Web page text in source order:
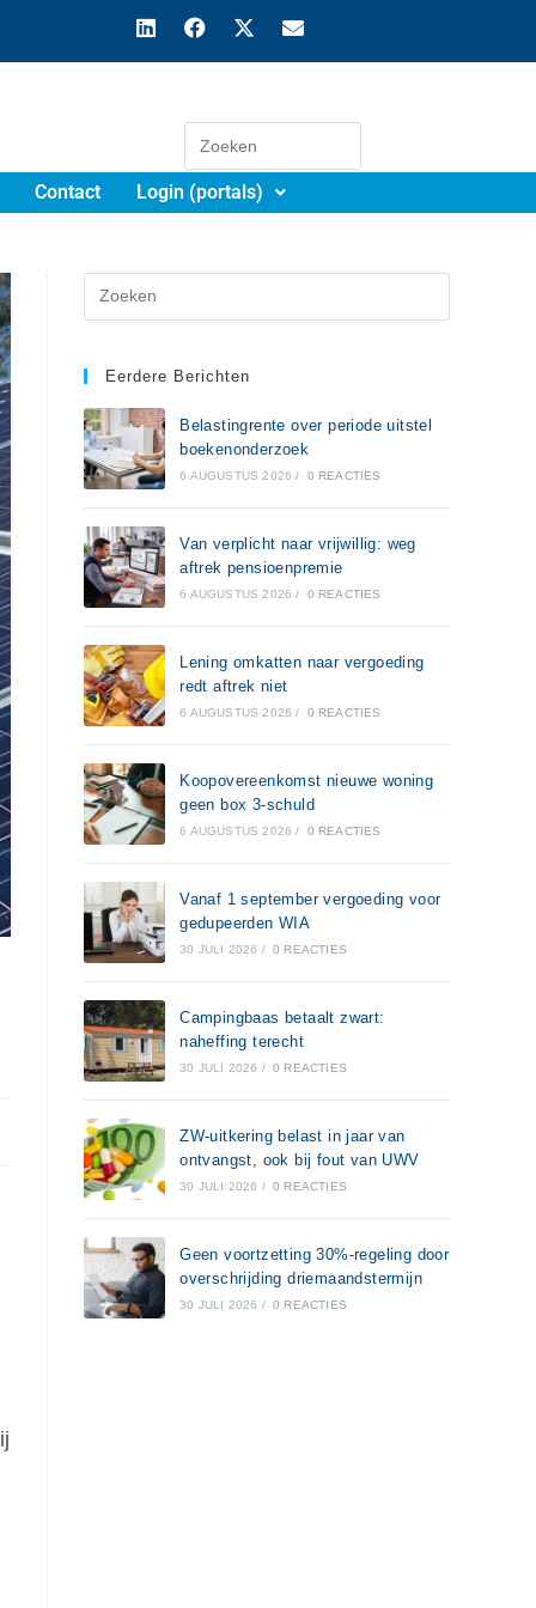
Contact Login (portals)
Eerdere Berichten
Belastingrente over periode uitstel
boekenonderzoek
6 AUGUSTUS 2026 / 0 REACTIES
Van verplicht naar vrijwillig: weg
aftrek pensioenpremie
6 AUGUSTUS 2026 / 0 REACTIES
Lening omkatten naar vergoeding
redt aftrek niet
6 AUGUSTUS 2026 / 0 REACTIES
Koopovereenkomst nieuwe woning
geen box 3-schuld
6 AUGUSTUS 2026 / 0 REACTIES
Vanaf 1 september vergoeding voor
gedupeerden WIA
30 JULI 2026 / 0 REACTIES
Campingbaas betaalt zwart:
naheffing terecht
30 JULI 2026 / 0 REACTIES
ZW-uitkering belast in jaar van
ontvangst, ook bij fout van UWV
30 JULI 2026 / 0 REACTIES
Geen voortzetting 30%-regeling door
overschrijding driemaandstermijn
30 JULI 2026 / 0 REACTIES